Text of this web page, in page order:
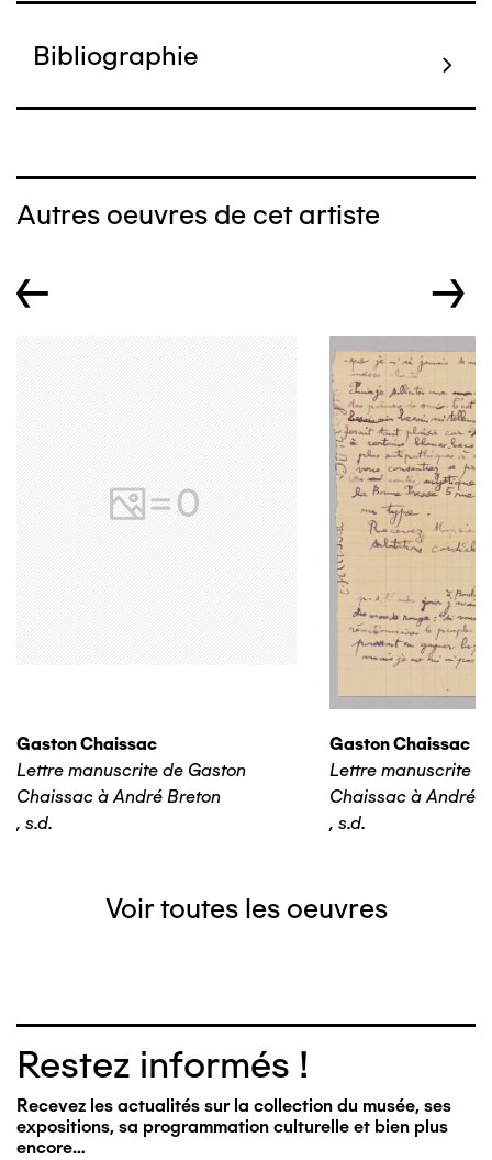
Bibliographie
Autres oeuvres de cet artiste
← →
Gaston Chaissac
Lettre manuscrite de Gaston
Chaissac à André Breton
, s.d.
Gaston Chaissac
Lettre manuscrite
Chaissac à André
, s.d.
Voir toutes les oeuvres
Restez informés !
Recevez les actualités sur la collection du musée, ses
expositions, sa programmation culturelle et bien plus
encore…